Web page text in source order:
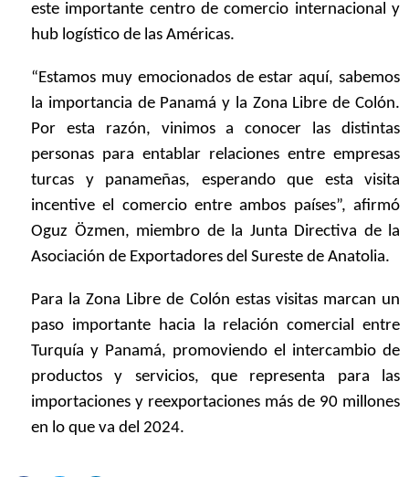
este importante centro de comercio internacional y
hub logístico de las Américas.
“Estamos muy emocionados de estar aquí, sabemos
la importancia de Panamá y la Zona Libre de Colón.
Por esta razón, vinimos a conocer las distintas
personas para entablar relaciones entre empresas
turcas y panameñas, esperando que esta visita
incentive el comercio entre ambos países”, afirmó
Oguz Özmen, miembro de la Junta Directiva de la
Asociación de Exportadores del Sureste de Anatolia.
Para la Zona Libre de Colón estas visitas marcan un
paso importante hacia la relación comercial entre
Turquía y Panamá, promoviendo el intercambio de
productos y servicios, que representa para las
importaciones y reexportaciones más de 90 millones
en lo que va del 2024.